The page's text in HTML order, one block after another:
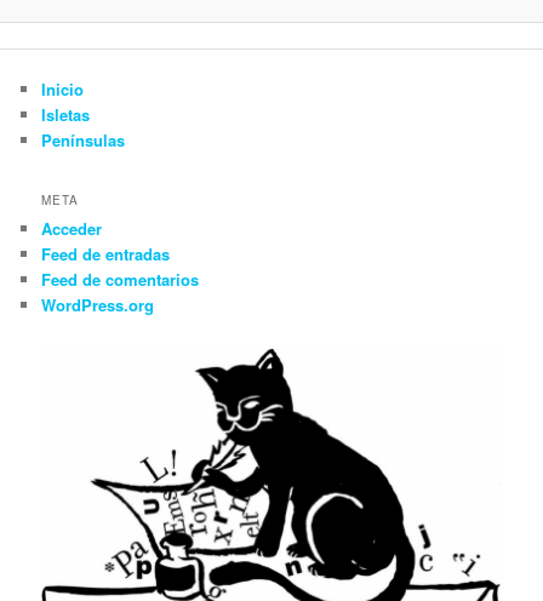
Inicio
Isletas
Penínsulas
META
Acceder
Feed de entradas
Feed de comentarios
WordPress.org